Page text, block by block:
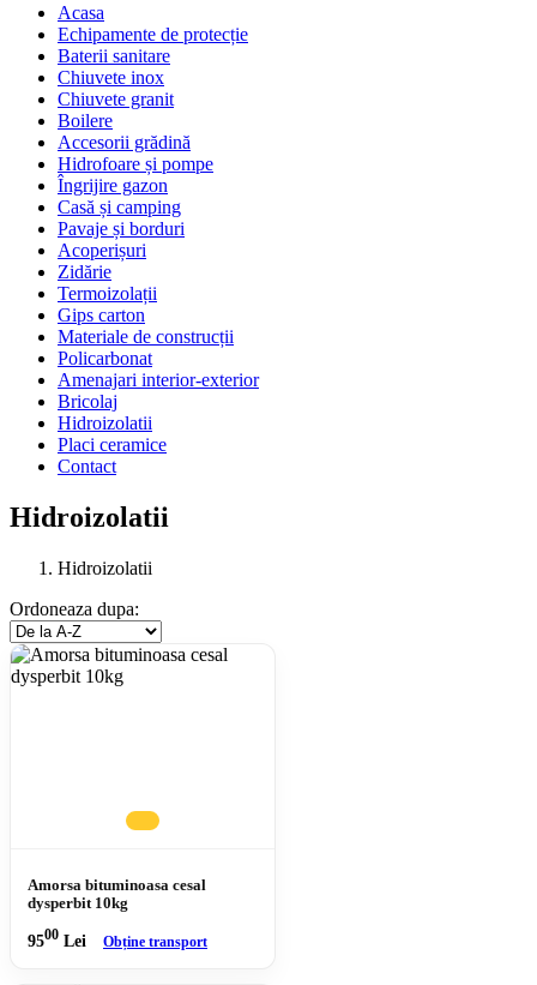
Acasa
Echipamente de protecție
Baterii sanitare
Chiuvete inox
Chiuvete granit
Boilere
Accesorii grădină
Hidrofoare și pompe
Îngrijire gazon
Casă și camping
Pavaje și borduri
Acoperișuri
Zidărie
Termoizolații
Gips carton
Materiale de construcții
Policarbonat
Amenajari interior-exterior
Bricolaj
Hidroizolatii
Placi ceramice
Contact
Hidroizolatii
Hidroizolatii
Ordoneaza dupa:
Amorsa bituminoasa cesal
dysperbit 10kg
9500 Lei Obține transport